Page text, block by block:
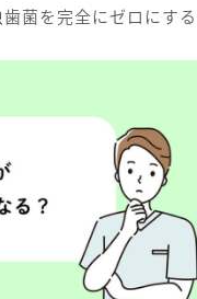
菌を完全にゼロにする